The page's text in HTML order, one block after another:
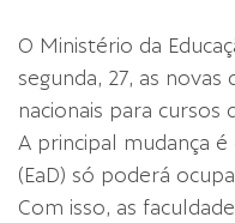
O Ministério da
segunda, 27, as
nacionais para cursos
A principal mudança é
(EaD) só poderá
Com isso, as